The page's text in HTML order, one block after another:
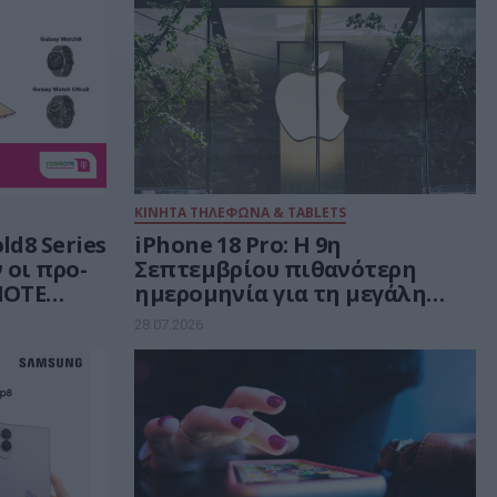
Series
οι προ-
ΚΙΝΗΤΑ ΤΗΛΕΦΩΝΑ & TABLETS
iPhone 18 Pro: H 9η
Σεπτεμβρίου πιθανότερη
ημερομηνία για τη μεγάλη
παρουσίαση της Apple
28.07.2026